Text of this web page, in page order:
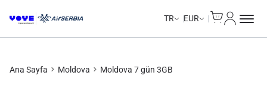
TR EUR
Ana Sayfa Moldova Moldova 7 gün 3GB